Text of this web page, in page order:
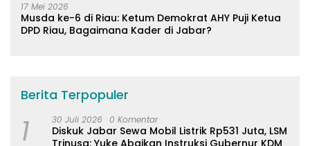
17 Mei 2026
Musda ke-6 di Riau: Ketum Demokrat AHY Puji Ketua
DPD Riau, Bagaimana Kader di Jabar?
Berita Terpopuler
1 30 Juli 2026 0 Komentar
Diskuk Jabar Sewa Mobil Listrik Rp531 Juta, LSM